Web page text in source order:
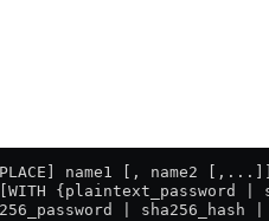
name1 [, name2 [,...]]
{plaintext_password
| sha256_hash |